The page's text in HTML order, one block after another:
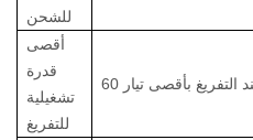
للشحن
أقصى
قدرة
تشغيلية
للتفريغ
التفريغ بأقصى تيار